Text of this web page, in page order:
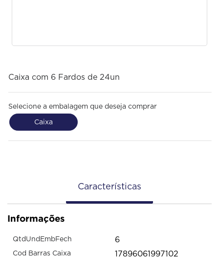
Caixa com 6 Fardos de 24un
Selecione a embalagem que deseja comprar
Caixa
Características
Informações
QtdUndEmbFech 6
Cod Barras Caixa 17896061997102